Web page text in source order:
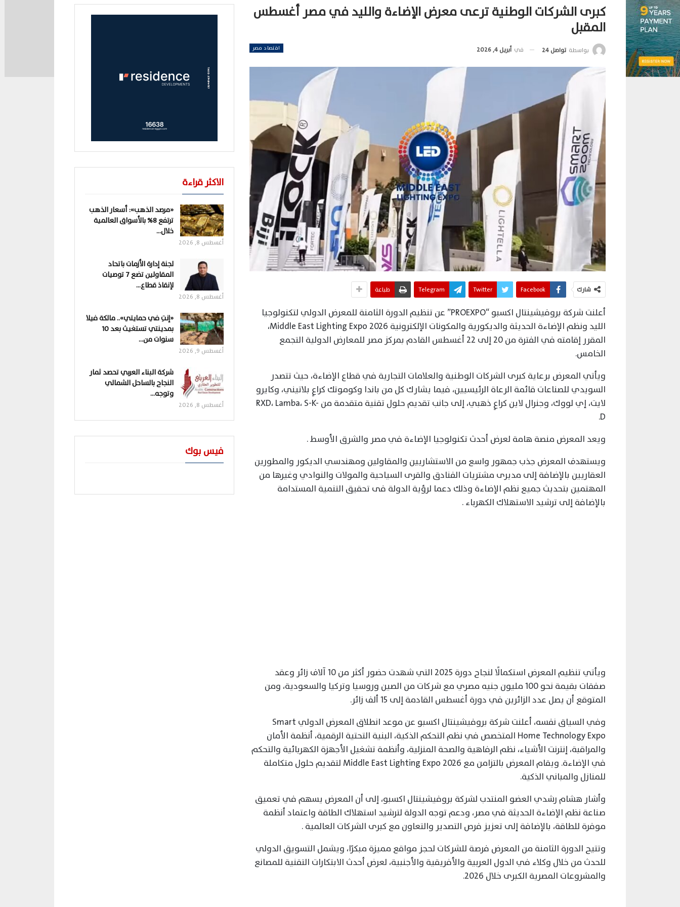
كبرى الشركات الوطنية ترعى معرض الإضاءة والليد في مصر أغسطس
المقبل
اقتصاد مصر بواسطة تواصل 24 في أبريل 4, 2026
شارك Facebook
Twitter
Telegram طباعة
أعلنت شركة بروفيشينتال اكسبو “PROEXPO” عن تنظيم الدورة الثامنة للمعرض الدولي لتكنولوجيا
الليد ونظم الإضاءة الحديثة والديكورية والمكونات الإلكترونية Middle East Lighting Expo 2026،
المقرر إقامته في الفترة من 20 إلى 22 أغسطس القادم بمركز مصر للمعارض الدولية التجمع
الخامس.
ويأتي المعرض برعاية كبرى الشركات الوطنية والعلامات التجارية في قطاع الإضاءة، حيث تتصدر
السويدي للصناعات قائمة الرعاة الرئيسيين، فيما يشارك كل من باندا وكوموتك كراعٍ بلاتيني، وكايرو
لايت، إي لووك، وجنرال لاين كراعٍ ذهبي، إلى جانب تقديم حلول تقنية متقدمة من RXD، Lamba، S-K-
D.
ويعد المعرض منصة هامة لعرض أحدث تكنولوجيا الإضاءة في مصر والشرق الأوسط .
ويستهدف المعرض جذب جمهور واسع من الاستشاريين والمقاولين ومهندسي الديكور والمطورين
العقاريين بالإضافة إلى مديرى مشتريات الفنادق والقرى السياحية والمولات والنوادي وغيرها من
المهتمين بتحديث جميع نظم الإضاءة وذلك دعما لرؤية الدولة فى تحقيق التنمية المستدامة
بالإضافة إلى ترشيد الاستهلاك الكهرباء .
ويأتي تنظيم المعرض استكمالًا لنجاح دورة 2025 التي شهدت حضور أكثر من 10 آلاف زائر وعقد
صفقات بقيمة نحو 100 مليون جنيه مصري مع شركات من الصين وروسيا وتركيا والسعودية، ومن
المتوقع أن يصل عدد الزائرين في دورة أغسطس القادمة إلى 15 ألف زائر.
وفي السياق نفسه، أعلنت شركة بروفيشينتال اكسبو عن موعد انطلاق المعرض الدولي Smart
Home Technology Expo المتخصص في نظم التحكم الذكية، البنية التحتية الرقمية، أنظمة الأمان
والمراقبة، إنترنت الأشياء، نظم الرفاهية والصحة المنزلية، وأنظمة تشغيل الأجهزة الكهربائية والتحكم
في الإضاءة. ويقام المعرض بالتزامن مع Middle East Lighting Expo 2026 لتقديم حلول متكاملة
للمنازل والمباني الذكية.
وأشار هشام رشدي العضو المنتدب لشركة بروفيشينتال اكسبو، إلى أن المعرض يسهم في تعميق
صناعة نظم الإضاءة الحديثة في مصر، ودعم توجه الدولة لترشيد استهلاك الطاقة واعتماد أنظمة
موفرة للطاقة، بالإضافة إلى تعزيز فرص التصدير والتعاون مع كبرى الشركات العالمية .
وتتيح الدورة الثامنة من المعرض فرصة للشركات لحجز مواقع مميزة مبكرًا، ويشمل التسويق الدولي
للحدث من خلال وكلاء في الدول العربية والأفريقية والأجنبية، لعرض أحدث الابتكارات التقنية للمصانع
والمشروعات المصرية الكبرى خلال 2026.
الاكثر قراءة
«مرصد الذهب»: أسعار الذهب
ترتفع 8% بالأسواق العالمية
خلال…
أغسطس 8, 2026
لجنة إدارة الأزمات باتحاد
المقاولين تضع 7 توصيات
لإنقاذ قطاع…
أغسطس 8, 2026
«إنتِ في حمايتي».. مالكة فيلا
بمدينتي تستغيث بعد 10
سنوات من…
أغسطس 9, 2026
شركة البناء العربي تحصد ثمار
النجاح بالساحل الشمالي
وتوجه…
أغسطس 8, 2026
فيس بوك